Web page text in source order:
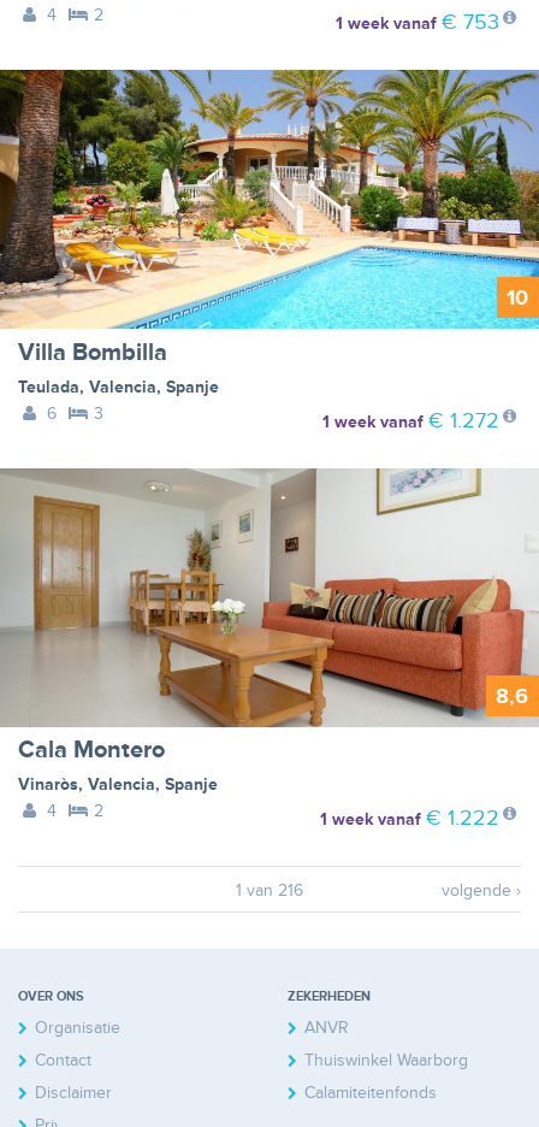
4
2 1 weekvanaf € 753
10
Villa Bombilla
Teulada, Valencia, Spanje
6
3 1 weekvanaf € 1.272
8,6
Cala Montero
Vinaròs, Valencia, Spanje
4
2 1 weekvanaf € 1.222
1 van 216 volgende ›
OVER ONS
Organisatie
Contact
Disclaimer
ZEKERHEDEN
ANVR
Thuiswinkel Waarborg
Calamiteitenfonds